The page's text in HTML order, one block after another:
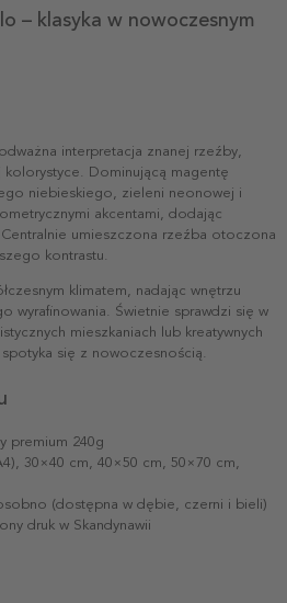
– klasyka w nowoczesnym
interpretacja znanej rzeźby,
Dominującą magentę
niebieskiego, zieleni neonowej i
akcentami, dodając
umieszczona rzeźba otoczona
kontrastu.
klimatem, nadając wnętrzu
wyrafinowania. Świetnie sprawdzi się w
mieszkaniach lub kreatywnych
się z nowoczesnością.
premium 240g
30×40 cm, 40×50 cm, 50×70 cm,
(dostępna w dębie, czerni i bieli)
druk w Skandynawii